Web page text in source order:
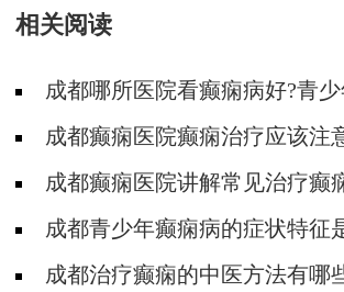
相关阅读
成都哪所医院看癫痫病好?青
治吗?成都癫痫医院癫痫治疗应该注
成都癫痫医院讲解常见治疗癫
哪些?成都青少年癫痫病的症状特征
成都治疗癫痫的中医方法有哪